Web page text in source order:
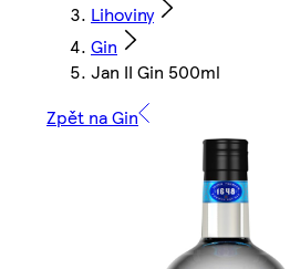
Lihoviny
Gin
Jan II Gin 500ml
Zpět na Gin